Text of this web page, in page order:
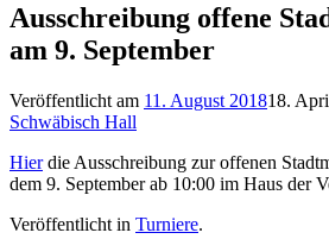
Ausschreibung offene
am 9. September
Veröffentlicht am 11. August 201818.
Schwäbisch Hall
Hierdie Ausschreibung zur offenen
dem 9. September ab 10:00 im Haus der
Veröffentlicht in Turniere.